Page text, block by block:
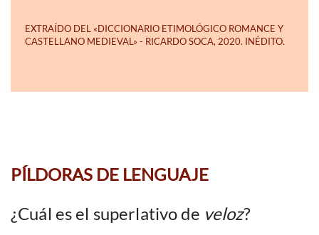
PÍLDORAS DE LENGUAJE
¿Cuál es el superlativo de veloz?